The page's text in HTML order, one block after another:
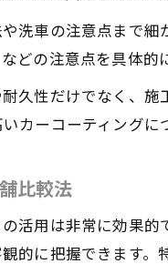
洗車の注意点まで
どの注意点を具体
久性だけでなく、
カーコーティングに
比較法
活用は非常に効果
的に把握できます